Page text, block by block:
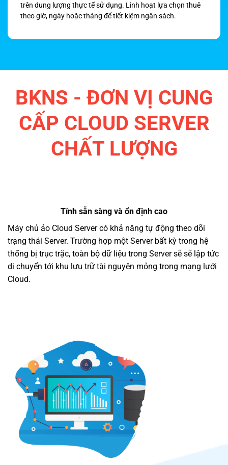
trên dung lượng thực tế sử dụng. Linh hoạt lựa chọn thuê
theo giờ, ngày hoặc tháng để tiết kiệm ngân sách.
BKNS - ĐƠN VỊ CUNG
CẤP CLOUD SERVER
CHẤT LƯỢNG
Tính sẵn sàng và ổn định cao
Máy chủ ảo Cloud Server có khả năng tự động theo dõi
trạng thái Server. Trường hợp một Server bất kỳ trong hệ
thống bị trục trặc, toàn bộ dữ liệu trong Server sẽ sẽ lập tức
di chuyển tới khu lưu trữ tài nguyên mỏng trong mạng lưới
Cloud.